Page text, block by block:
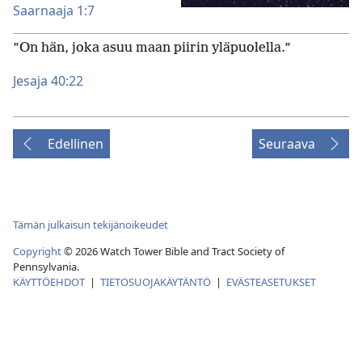
Saarnaaja 1:7
”On hän, joka asuu maan piirin yläpuolella.”
Jesaja 40:22
Edellinen Seuraava
Tämän julkaisun tekijänoikeudet
Copyright© 2026 Watch Tower Bible and Tract Society of
Pennsylvania.
KÄYTTÖEHDOT | TIETOSUOJAKÄYTÄNTÖ | EVÄSTEASETUKSET